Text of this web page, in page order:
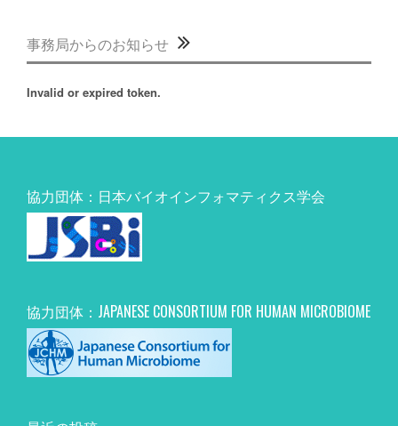
事務局からのお知らせ
Invalid or expired token.
協力団体：日本バイオインフォマティクス学会
協力団体：JAPANESE CONSORTIUM FOR HUMAN MICROBIOME